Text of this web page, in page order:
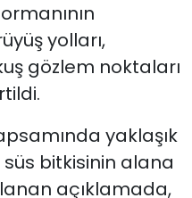
yolları,
gözlem noktaları
yaklaşık
bitkisinin alana
açıklamada,